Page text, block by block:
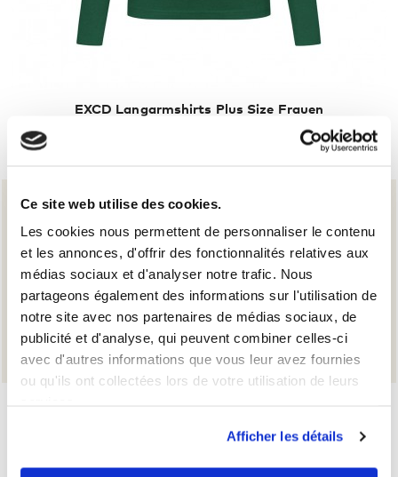
Ce site web utilise des cookies.
Les cookies nous permettent de personnaliser le contenu
et les annonces, d'offrir des fonctionnalités relatives aux
médias sociaux et d'analyser notre trafic. Nous
partageons également des informations sur l'utilisation de
notre site avec nos partenaires de médias sociaux, de
publicité et d'analyse, qui peuvent combiner celles-ci
avec d'autres informations que vous leur avez fournies
ou qu'ils ont collectées lors de votre utilisation de leurs
Afficher les détails
EXCD Langarmshirts Plus Size Frauen
Sammle Punkte bei jedem Einkauf
und spare beim nächsten Mal!